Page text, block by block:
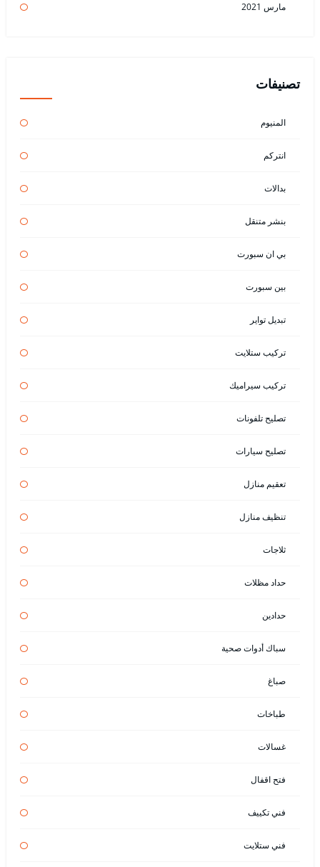
مارس 2021
تصنيفات
المنيوم
انتركم
بدالات
بنشر متنقل
بي ان سبورت
بين سبورت
تبديل تواير
تركيب ستلايت
تركيب سيراميك
تصليح تلفونات
تصليح سيارات
تعقيم منازل
تنظيف منازل
ثلاجات
حداد مظلات
حدادين
سباك أدوات صحية
صباغ
طباخات
غسالات
فتح اقفال
فني تكييف
فني ستلايت